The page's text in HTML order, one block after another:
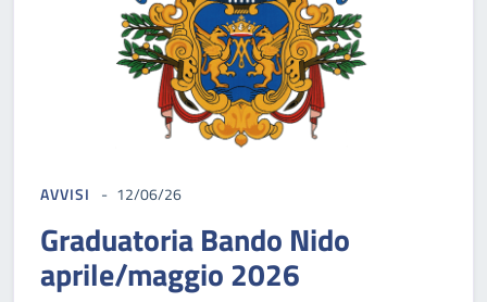
AVVISI 12/06/26
Graduatoria Bando Nido
aprile/maggio 2026